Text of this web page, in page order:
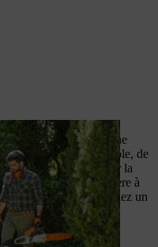
du haut à l’aide d’une
profondes que possible, de
à ne pas pousser la
à la tirer de manière à
Sinon vous risquez un
éviter cela. Évitez
s’émousse très